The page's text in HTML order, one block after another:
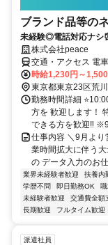
ブランド品等の
未経験◎電話対応ナシ
株式会社peace
交通・アクセス 電
ラム）：「荒川区
駅」から徒歩約10
10分 東京メトロ千
／バスでのアクセ
役所前」停留所が
車してアクセスで
02系統）：「荒川
時給1,230円～
東京都東京23区荒
勤務時間詳細
方を 歓迎します！
できる方を歓迎‼
仕事内容 ＼9月よ
業時間拡大に伴う
の データ入力のお
業界未経験者歓迎 扶養内
学歴不問
即日勤務OK 職
未経験者歓迎
交通費全額
長期歓迎
フルタイム歓迎
派遣社員